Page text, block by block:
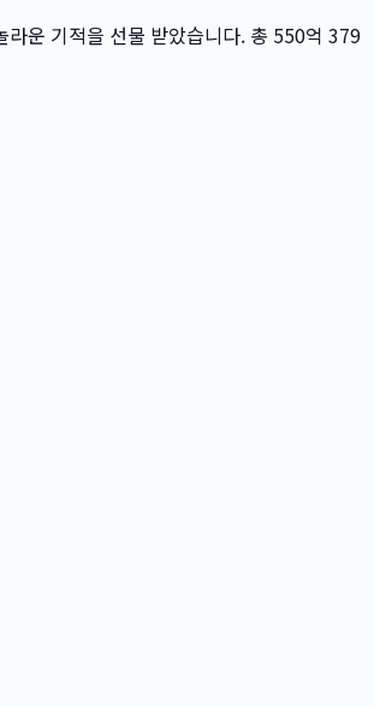
라운 기적을 선물 받았습니다. 총 550억 379